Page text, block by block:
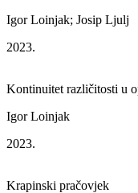
Igor Loinjak; Josip Ljulj
2023.
Kontinuitet različitosti u
Igor Loinjak
2023.
Krapinski pračovjek